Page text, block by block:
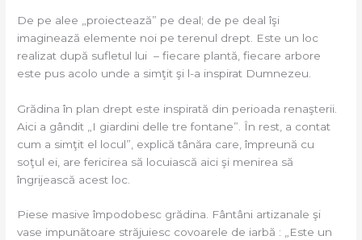
De pe alee „proiectează” pe deal; de pe deal îşi
imaginează elemente noi pe terenul drept. Este un loc
realizat după sufletul lui – fiecare plantă, fiecare arbore
este pus acolo unde a simţit şi l-a inspirat Dumnezeu.
Grădina în plan drept este inspirată din perioada renaşterii.
Aici a gândit „I giardini delle tre fontane”. În rest, a contat
cum a simţit el locul”, explică tânăra care, împreună cu
soţul ei, are fericirea să locuiască aici şi menirea să
îngrijească acest loc.
Piese masive împodobesc grădina. Fântâni artizanale şi
vase impunătoare străjuiesc covoarele de iarbă : „Este un